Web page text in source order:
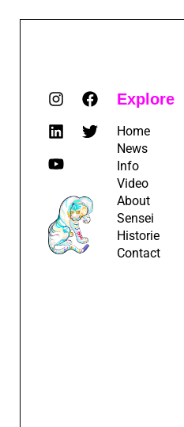
Explore
Home
News
Info
Video
About
Sensei
Historie
Contact